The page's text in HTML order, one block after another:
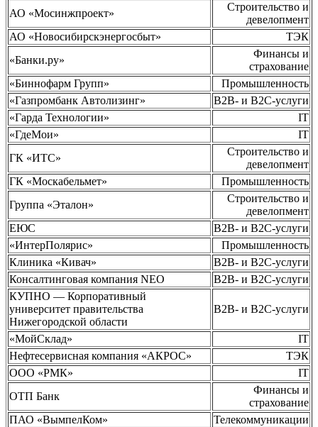
АО «Мосинжпроект»
Строительство и
девелопмент
АО «Новосибирск­энерго­сбыт»
ТЭК
«Банки.ру»
Финансы и
страхование
«Биннофарм Групп»
Промышленность
«Газпромбанк Автолизинг»
B2B- и B2C-услуги
«Гарда Технологии»
IT
«ГдеМои»
IT
ГК «ИТС»
Строительство и
девелопмент
ГК «Москабельмет»
Промышленность
Группа «Эталон»
Строительство и
девелопмент
ЕЮС
B2B- и B2C-услуги
«ИнтерПолярис»
Промышленность
Клиника «Кивач»
B2B- и B2C-услуги
Консалтинговая компания NEO
B2B- и B2C-услуги
КУПНО — Корпоративный
университет правительства
Нижегородской области
B2B- и B2C-услуги
«МойСклад»
IT
Нефтесервисная компания «АКРОС»
ТЭК
ООО «РМК»
IT
ОТП Банк
Финансы и
страхование
ПАО «ВымпелКом»
Телекоммуникации